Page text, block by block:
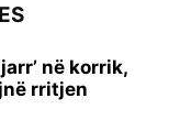
në korrik,
rritjen